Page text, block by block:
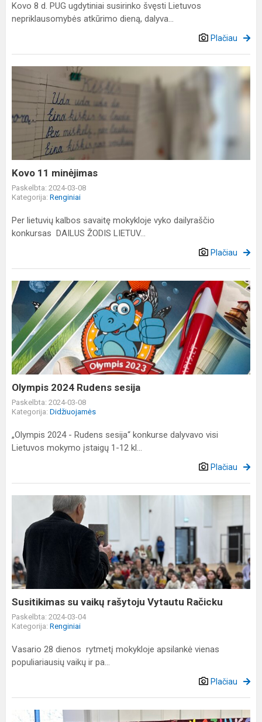
Kovo 8 d. PUG ugdytiniai susirinko švęsti Lietuvos
nepriklausomybės atkūrimo dieną, dalyva...
Plačiau
minėjimas
Kovo 11 minėjimas
Paskelbta: 2024-03-08
Kategorija: Renginiai
Per lietuvių kalbos savaitę mokykloje vyko dailyraščio
konkursas DAILUS ŽODIS LIETUV...
Plačiau
Olympis
2024
Rudens
sesija
Olympis 2024 Rudens sesija
Paskelbta: 2024-03-08
Kategorija: Didžiuojamės
„Olympis 2024 - Rudens sesija“ konkurse dalyvavo visi
Lietuvos mokymo įstaigų 1-12 kl...
Plačiau
Susitikimas
vaikų
rašytoju
Vytautu
Račicku
Susitikimas su vaikų rašytoju Vytautu Račicku
Paskelbta: 2024-03-04
Kategorija: Renginiai
Vasario 28 dienos rytmetį mokykloje apsilankė vienas
populiariausių vaikų ir pa...
Plačiau
Pavasaris